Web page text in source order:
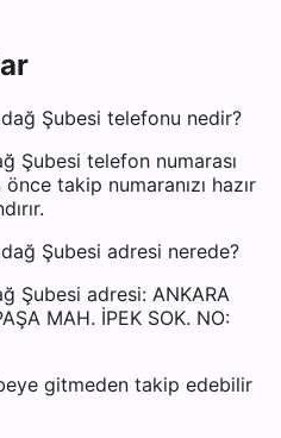
Şubesi telefonu nedir?
Şubesi telefon numarası
takip numaranızı hazır
Şubesi adresi nerede?
Şubesi adresi: ANKARA
MAH. İPEK SOK. NO:
gitmeden takip edebilir